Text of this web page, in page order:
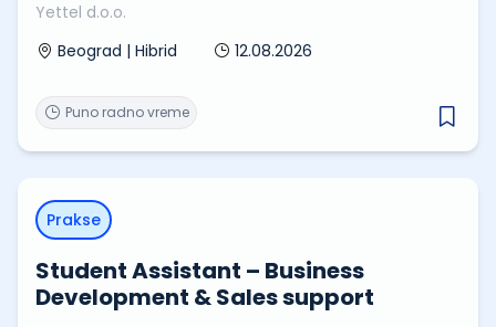
Yettel d.o.o.
Beograd | Hibrid
12.08.2026
Puno radno vreme
Prakse
Student Assistant – Business
Development & Sales support